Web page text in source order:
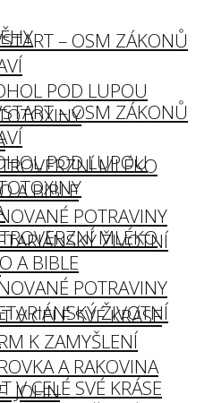
– OSM ZÁKONŮ
POD LUPOU
MLÉKO
A BIBLE
POTRAVINY
ŽIVOTNÍ
V CELÉ SVÉ KRÁSE
K ZAMYŠLENÍ
A RAKOVINA
JOHN
– OSM ZÁKONŮ
POD LUPOU
MLÉKO
A BIBLE
POTRAVINY
ŽIVOTNÍ
V CELÉ SVÉ KRÁSE